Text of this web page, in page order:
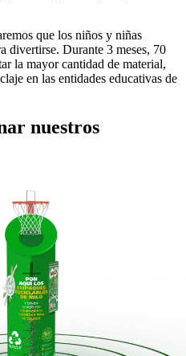
que los niños y niñas
divertirse. Durante 3 meses, 70
la mayor cantidad de material,
en las entidades educativas de
nuestros